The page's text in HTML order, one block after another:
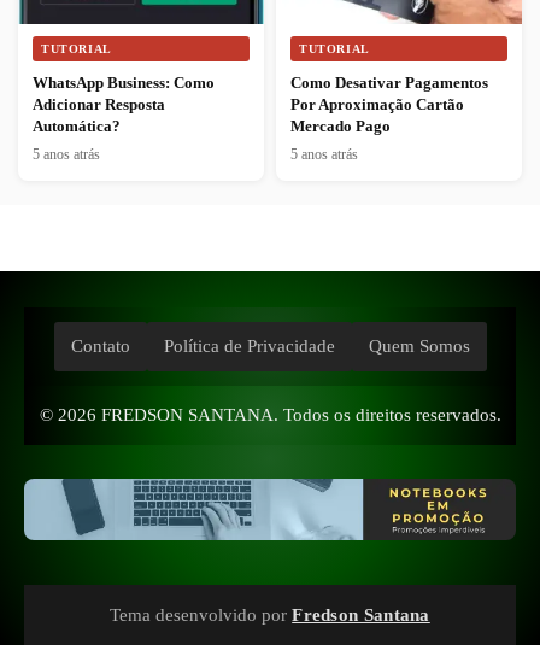
TUTORIAL
WhatsApp Business: Como
Adicionar Resposta
Automática?
5 anos atrás
TUTORIAL
Como Desativar Pagamentos
Por Aproximação Cartão
Mercado Pago
5 anos atrás
Contato Política de Privacidade Quem Somos
© 2026 FREDSON SANTANA. Todos os direitos reservados.
Tema desenvolvido por Fredson Santana